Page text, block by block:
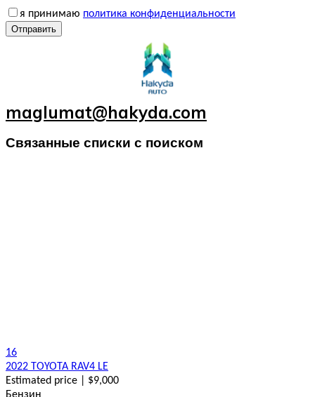
я принимаю политика конфиденциальности
Отправить
maglumat@hakyda.com
Связанные списки с поиском
16
2022 TOYOTA RAV4 LE
Estimated price | $9,000